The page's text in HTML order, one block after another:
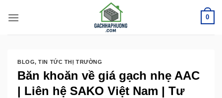
qua
nội
0
BLOG,TIN TỨC THỊ TRƯỜNG
Băn khoăn về giá gạch nhẹ AAC
| Liên hệ SAKO Việt Nam | Tư